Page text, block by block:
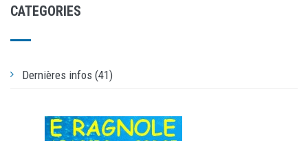
CATEGORIES
Dernières infos (41)